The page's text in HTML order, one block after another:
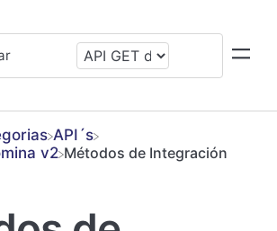
​API´s
v2 Métodos de Integración